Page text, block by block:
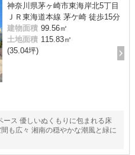
神奈川県茅ヶ崎市東海岸北5丁目
ＪＲ東海道本線 茅ケ崎 徒歩15分
建物面積 99.56㎡
土地面積 115.83㎡
(35.04坪)
ス 優しいぬくもりに包まれる床
も広々 湘南の穏やかな潮風と緑に